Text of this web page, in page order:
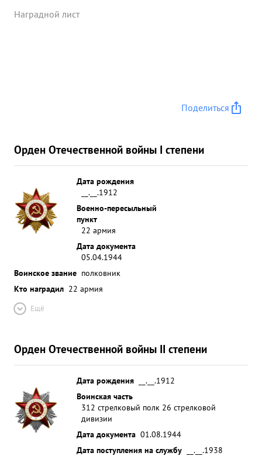
Наградной лист
Поделиться
Орден Отечественной войны I степени
Дата рождения
__.__.1912
Военно-пересыльный
пункт
22 армия
Дата документа
05.04.1944
Воинское звание полковник
Кто наградил 22 армия
Ещё
Орден Отечественной войны II степени
Дата рождения
__.__.1912
Воинская часть
312 стрелковый полк 26 стрелковой
дивизии
Дата документа 01.08.1944
Дата поступления на службу
__.__.1938